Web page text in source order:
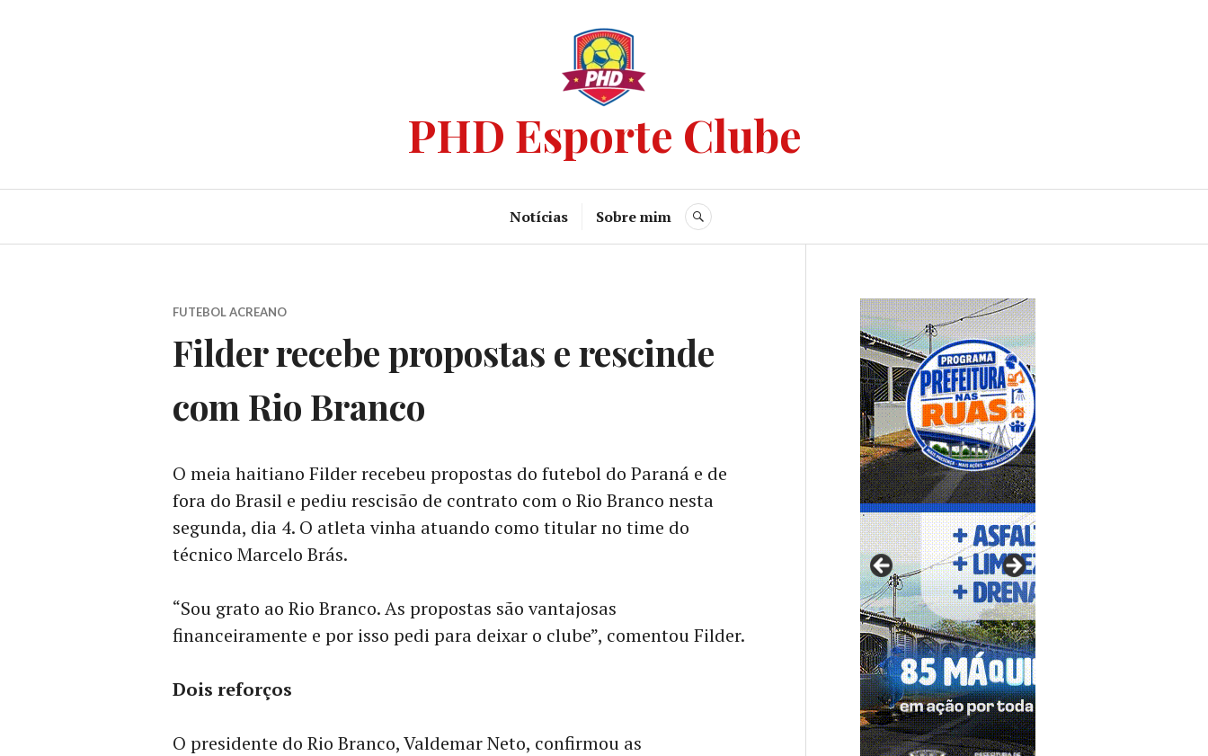
PHD Esporte Clube
Notícias Sobre mim
FUTEBOL ACREANO
Filder recebe propostas e rescinde
com Rio Branco
O meia haitiano Filder recebeu propostas do futebol do Paraná e de
fora do Brasil e pediu rescisão de contrato com o Rio Branco nesta
segunda, dia 4. O atleta vinha atuando como titular no time do
técnico Marcelo Brás.
“Sou grato ao Rio Branco. As propostas são vantajosas
financeiramente e por isso pedi para deixar o clube”, comentou Filder.
Dois reforços
O presidente do Rio Branco, Valdemar Neto, confirmou as